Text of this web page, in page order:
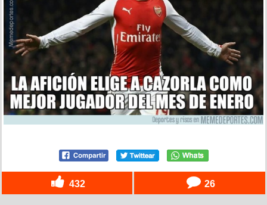
432 26